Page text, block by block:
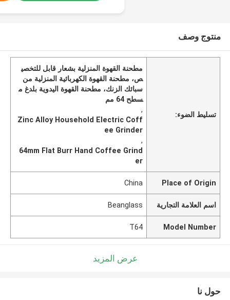
منتوج وصف
تسليط الضوء:
مطحنة القهوة المنزلية بشعار قابل للتخصي
ص، مطحنة القهوة الكهربائية المنزلية من
سبائك الزنك، مطحنة القهوة اليدوية بلدغ م
سطح 64 مم
,
Zinc Alloy Household Electric Coff
ee Grinder
,
64mm Flat Burr Hand Coffee Grind
er
Place of Origin
China
اسم العلامة التجارية Beanglass
Model Number
T64
عرض المزيد
حول نا